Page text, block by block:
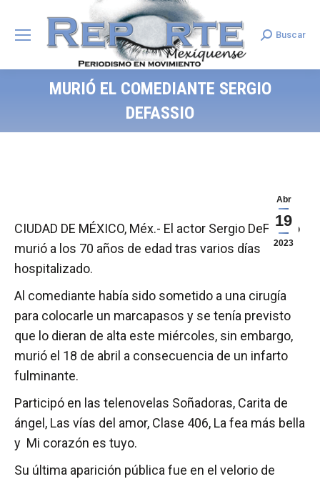
Search:
Buscar
MURIÓ EL COMEDIANTE SERGIO
DEFASSIO
Abr
19
2023
CIUDAD DE MÉXICO, Méx.- El actor Sergio DeFassio
murió a los 70 años de edad tras varios días
hospitalizado.
Al comediante había sido sometido a una cirugía
para colocarle un marcapasos y se tenía previsto
que lo dieran de alta este miércoles, sin embargo,
murió el 18 de abril a consecuencia de un infarto
fulminante.
Participó en las telenovelas Soñadoras, Carita de
ángel, Las vías del amor, Clase 406, La fea más bella
y Mi corazón es tuyo.
Su última aparición pública fue en el velorio de